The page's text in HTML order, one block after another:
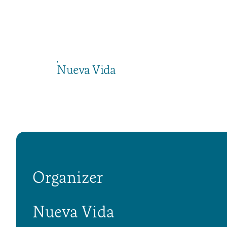
,
Nueva Vida
Organizer
Nueva Vida